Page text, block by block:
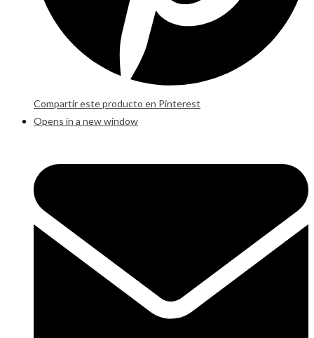
Compartir este producto en Pinterest
Opens in a new window